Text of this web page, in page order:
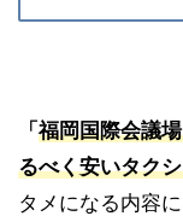
「福岡国際会議場
るべく安いタク
タメになる内容